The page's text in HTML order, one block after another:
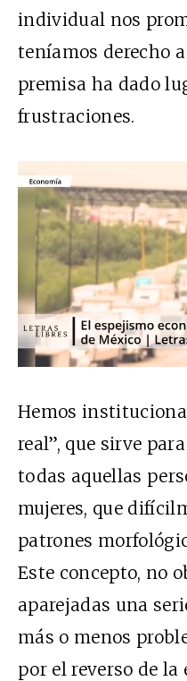
individual nos
teníamos derecho
premisa ha dado
frustraciones.
Hemos
real”, que sirve
todas aquellas
mujeres, que
patrones
Este concepto, no
aparejadas una
más o menos
por el reverso de la